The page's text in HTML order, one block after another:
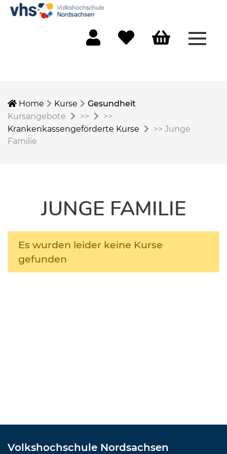
Home Kurse
Gesundheit
Kursangebote
>>
>>
Krankenkassengeförderte Kurse
>> Junge
Familie
JUNGE FAMILIE
Es wurden leider keine Kurse
gefunden
Volkshochschule Nordsachsen